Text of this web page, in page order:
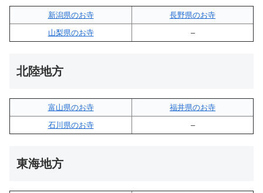
新潟県のお寺
長野県のお寺
山梨県のお寺
–
北陸地方
富山県のお寺
福井県のお寺
石川県のお寺
–
東海地方